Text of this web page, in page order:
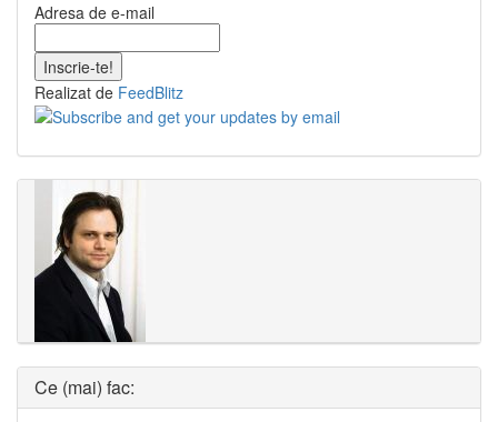
Adresa de e-mail
Realizat de FeedBlitz
Ce (mai) fac: